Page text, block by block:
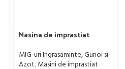
Masina de imprastiat
Gaspardo, model ZENO 32
MIG-uri Ingrasaminte, Gunoi si
Azot,Masini de imprastiat